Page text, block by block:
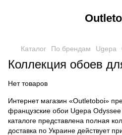
Каталог По брендам Ugepa
Коллекция обоев
Нет товаров
Интернет магазин «Outletoboi»
французские обои Ugepa
каталоге представлена полная
доставка по Украине действует